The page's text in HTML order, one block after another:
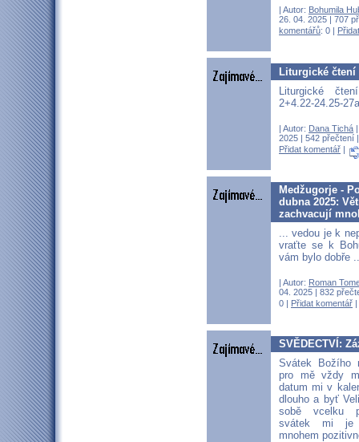
| Autor: Bohumila
26. 04. 2025 | 707
komentářů: 0 |
Liturgické čtení
Liturgické
2+4.22-24.25-
| Autor: Dana Tichá
2025 | 542 přečtení
Přidat komentář |
Medžugorje -
dubna 2025:
zachvacují
... vedou je k
vraťte se k
vám bylo dobře
| Autor: Roman
04. 2025 | 832
0 | Přidat komentář |
SVĚDECTVÍ:
Svátek Božího
pro mě vždy
datum mi v
dlouho a byť
sobě vcelku
svátek mi je
mnohem